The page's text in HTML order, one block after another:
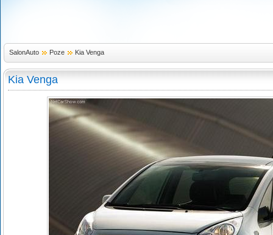
SalonAuto Poze Kia Venga
Kia Venga